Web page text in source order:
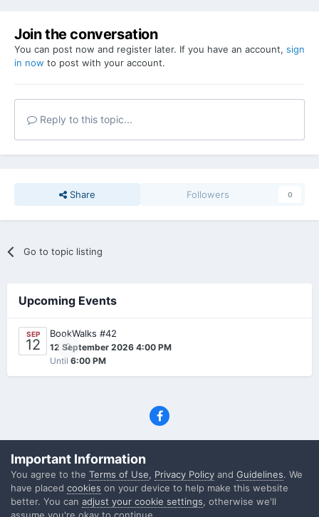
Join the conversation
You can post now and register later. If you have an account, sign
in now to post with your account.
Reply to this topic...
Share Followers 0
Go to topic listing
Upcoming Events
SEP
12 0
BookWalks #42
12 September 2026 4:00 PM
Until 6:00 PM
(C) SFF.gr, All rights reserved
Powered by Invision Community
Important Information
You agree to the Terms of Use, Privacy Policy and Guidelines. We
have placed cookies on your device to help make this website
better. You can adjust your cookie settings, otherwise we'll